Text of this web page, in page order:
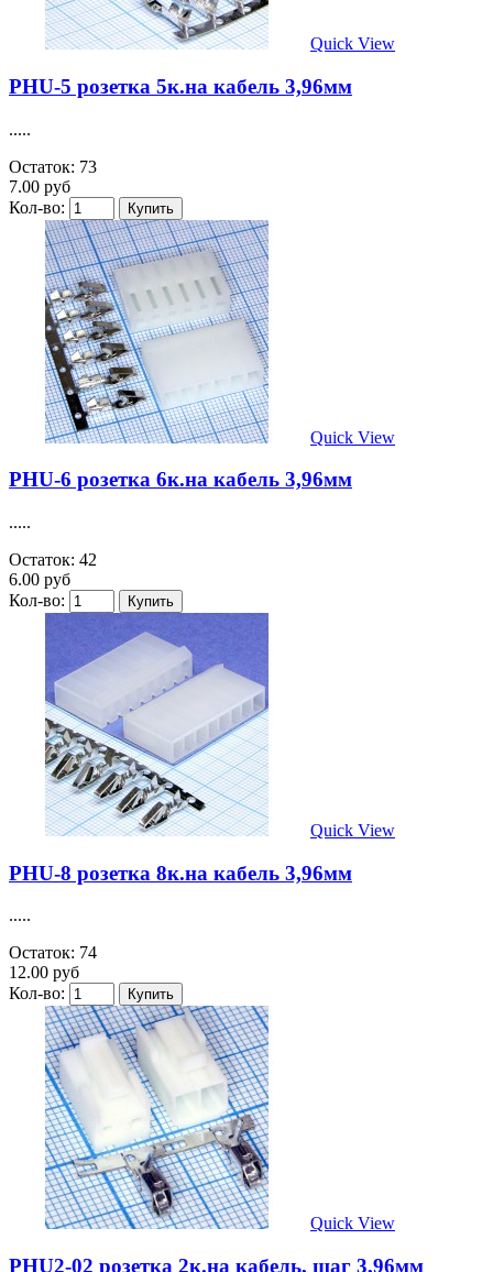
Quick View
PHU-5 розетка 5к.на кабель 3,96мм
.....
Остаток: 73
7.00 руб
Кол-во:
Quick View
PHU-6 розетка 6к.на кабель 3,96мм
.....
Остаток: 42
6.00 руб
Кол-во:
Quick View
PHU-8 розетка 8к.на кабель 3,96мм
.....
Остаток: 74
12.00 руб
Кол-во:
Quick View
PHU2-02 розетка 2к.на кабель, шаг 3,96мм